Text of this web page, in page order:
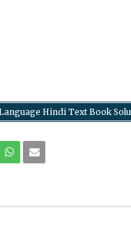
Hindi Text Book